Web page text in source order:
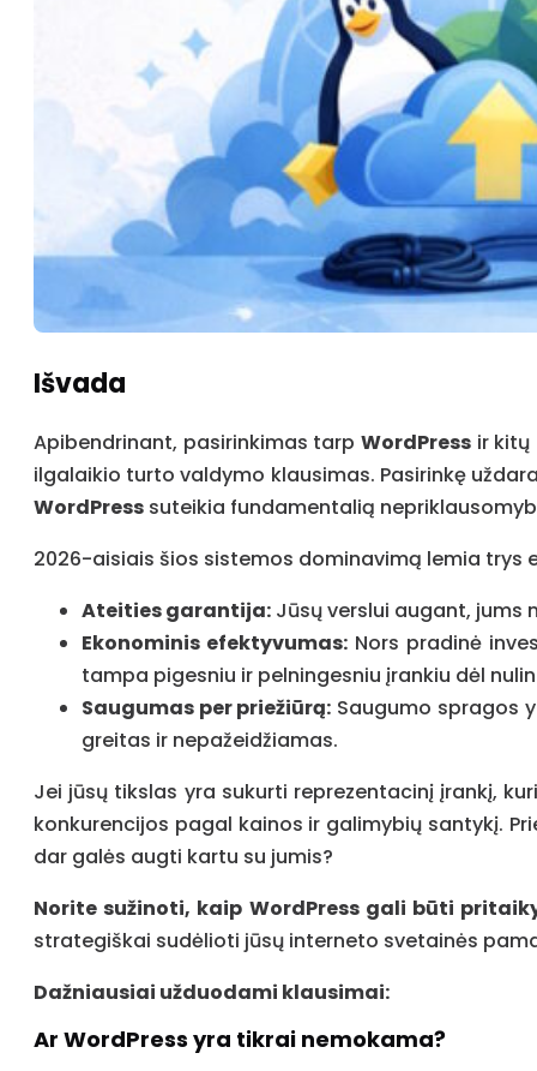
Išvada
Apibendrinant, pasirinkimas tarp WordPressir kitų
ilgalaikio turto valdymo klausimas. Pasirinkę
WordPress suteikia fundamentalią
2026-aisiais šios sistemos dominavimą lemia trys
Ateities garantija: Jūsų verslui augant, jums
Ekonominis efektyvumas: Nors pradinė
tampa pigesniu ir pelningesniu įrankiu dėl
Saugumas per priežiūrą: Saugumo spragos
greitas ir nepažeidžiamas.
Jei jūsų tikslas yra sukurti reprezentacinį įrankį,
konkurencijos pagal kainos ir galimybių santykį.
dar galės augti kartu su jumis?
Norite sužinoti, kaip WordPress gali būti
strategiškai sudėlioti jūsų interneto svetainės
Dažniausiai užduodami klausimai:
Ar WordPress yra tikrai nemokama?